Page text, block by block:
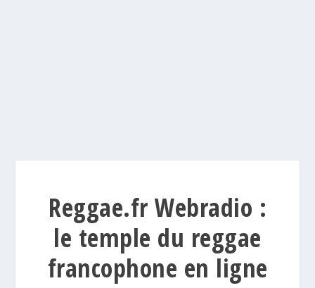
Reggae.fr Webradio :
le temple du reggae
francophone en ligne